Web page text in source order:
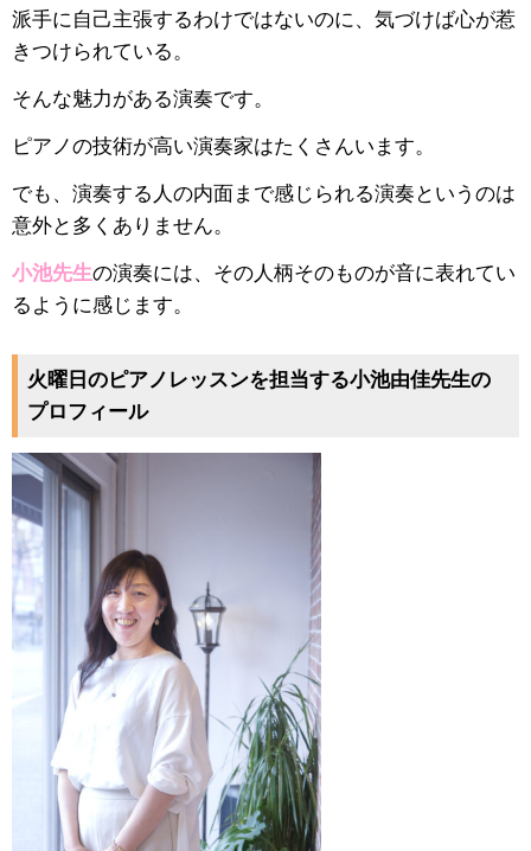
派手に自己主張するわけではないのに、気づけば心が惹
きつけられている。
そんな魅力がある演奏です。
ピアノの技術が高い演奏家はたくさんいます。
でも、演奏する人の内面まで感じられる演奏というのは
意外と多くありません。
小池先生の演奏には、その人柄そのものが音に表れてい
るように感じます。
火曜日のピアノレッスンを担当する小池由佳先生の
プロフィール